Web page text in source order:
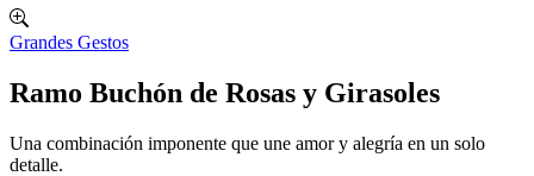
Grandes Gestos
Ramo Buchón de Rosas y Girasoles
Una combinación imponente que une amor y alegría en un solo
detalle.